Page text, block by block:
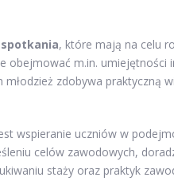
spotkania, które mają na celu
m.in. umiejętności
zdobywa praktyczną
wspieranie uczniów w
celów zawodowych,
staży oraz praktyk